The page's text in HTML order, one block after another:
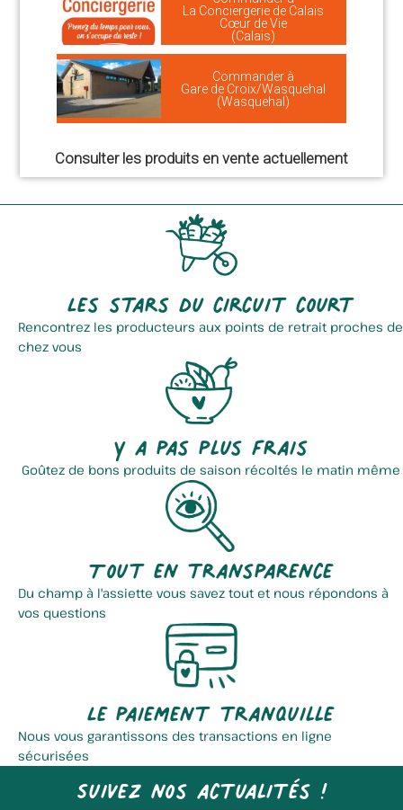
La Conciergerie de Calais
Cœur de Vie
(Calais)
Commander à
Gare de Croix/Wasquehal
(Wasquehal)
Consulter les produits en vente actuellement
Les stars du circuit court
Rencontrez les producteurs aux points de retrait proches de
chez vous
Y a pas plus frais
Goûtez de bons produits de saison récoltés le matin même
Tout en transparence
Du champ à l'assiette vous savez tout et nous répondons à
vos questions
Le paiement tranquille
Nous vous garantissons des transactions en ligne
sécurisées
Suivez nos actualités !